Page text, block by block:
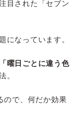
目された「セブン
になっています。
「曜日ごとに違う色
。
ので、何だか効果